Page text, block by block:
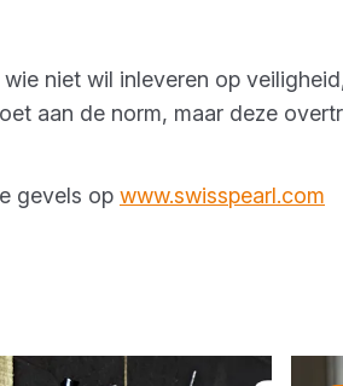
niet wil inleveren op
aan de norm, maar deze
gevels op www.swisspearl.com